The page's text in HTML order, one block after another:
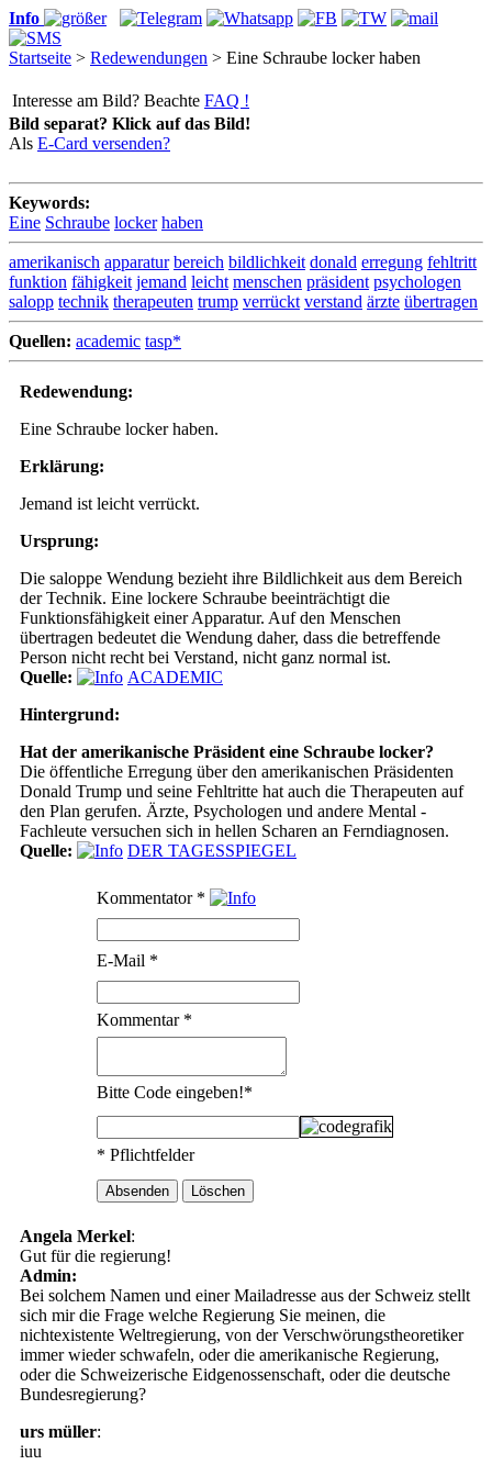
Info
Startseite > Redewendungen > Eine Schraube locker haben
Interesse am Bild? Beachte FAQ !
Bild separat? Klick auf das Bild!
Als E-Card versenden?
Keywords:
Eine Schraube locker haben
amerikanisch apparatur bereich bildlichkeit donald erregung fehltritt
funktion fähigkeit jemand leicht menschen präsident psychologen
salopp technik therapeuten trump verrückt verstand ärzte übertragen
Quellen: academic tasp*
Redewendung:
Eine Schraube locker haben.
Erklärung:
Jemand ist leicht verrückt.
Ursprung:
Die saloppe Wendung bezieht ihre Bildlichkeit aus dem Bereich
der Technik. Eine lockere Schraube beeinträchtigt die
Funktionsfähigkeit einer Apparatur. Auf den Menschen
übertragen bedeutet die Wendung daher, dass die betreffende
Person nicht recht bei Verstand, nicht ganz normal ist.
Quelle:
ACADEMIC
Hintergrund:
Hat der amerikanische Präsident eine Schraube locker?
Die öffentliche Erregung über den amerikanischen Präsidenten
Donald Trump und seine Fehltritte hat auch die Therapeuten auf
den Plan gerufen. Ärzte, Psychologen und andere Mental -
Fachleute versuchen sich in hellen Scharen an Ferndiagnosen.
Quelle:
DER TAGESSPIEGEL
Kommentator *
E-Mail *
Kommentar *
Bitte Code eingeben!*
* Pflichtfelder
Angela Merkel:
Gut für die regierung!
Admin:
Bei solchem Namen und einer Mailadresse aus der Schweiz stellt
sich mir die Frage welche Regierung Sie meinen, die
nichtexistente Weltregierung, von der Verschwörungstheoretiker
immer wieder schwafeln, oder die amerikanische Regierung,
oder die Schweizerische Eidgenossenschaft, oder die deutsche
Bundesregierung?
urs müller:
iuu